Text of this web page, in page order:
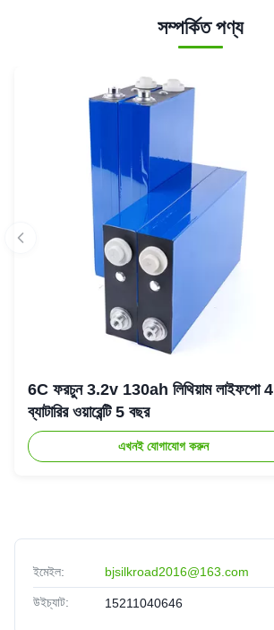
সম্পর্কিত পণ্য
6C ফরচুন 3.2v 130ah লিথিয়াম লাইফপো 4
ব্যাটারির ওয়ারেন্টি 5 বছর
এখনই যোগাযোগ করুন
ইমেইল: bjsilkroad2016@163.com
উইচ্যাট: 15211040646